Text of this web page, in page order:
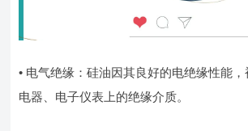
• 电气绝缘：硅油因其良好的电绝缘性能，
电器、电子仪表上的绝缘介质。